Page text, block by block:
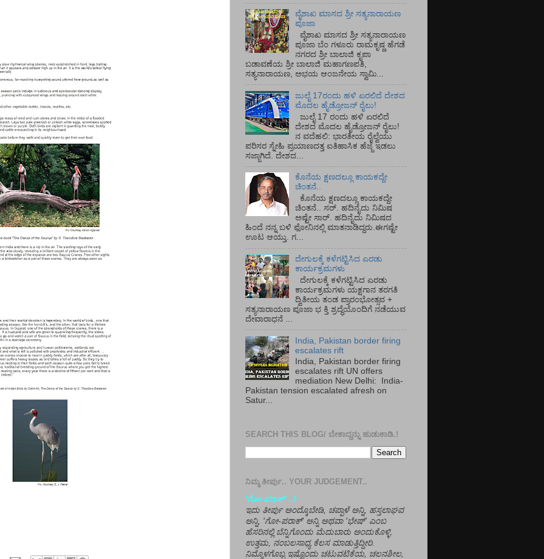
ವೈಶಾಖ ಮಾಸದ ಶ್ರೀ ಸತ್ಯನಾರಾಯಣ
ಪೂಜಾ
ವೈಶಾಖ ಮಾಸದ ಶ್ರೀ ಸತ್ಯನಾರಾಯಣ
ಪೂಜಾ ಬೆಂ ಗಳೂರು ರಾಮಕೃಷ್ಣ ಹೆಗಡೆ
ನಗರದ ಶ್ರೀ ಬಾಲಾಜಿ ಕೃಪಾ
ಬಡಾವಣೆಯ ಶ್ರೀ ಬಾಲಾಜಿ ಮಹಾಗಣಪತಿ,
ಸತ್ಯನಾರಾಯಣ, ಅಭಯ ಆಂಜನೇಯ ಸ್ವಾಮಿ...
ಜುಲೈ 17ರಂದು ಹಳಿ ಏರಲಿದೆ ದೇಶದ
ಮೊದಲ ಹೈಡ್ರೋಜನ್ ರೈಲು!
ಜುಲೈ 17 ರಂದು ಹಳಿ ಏರಲಿದೆ
ದೇಶದ ಮೊದಲ ಹೈಡ್ರೋಜನ್ ರೈಲು!
ನ ವದೆಹಲಿ: ಭಾರತೀಯ ರೈಲ್ವೆಯು
ಪರಿಸರ ಸ್ನೇಹಿ ಪ್ರಯಾಣದತ್ತ ಐತಿಹಾಸಿಕ ಹೆಜ್ಜೆ ಇಡಲು
ಸಜ್ಜಾಗಿದೆ. ದೇಶದ...
ಕೊನೆಯ ಕ್ಷಣದಲ್ಲೂ ಕಾಯಕದ್ದೇ
ಚಿಂತನೆ..
ಕೊನೆಯ ಕ್ಷಣದಲ್ಲೂ ಕಾಯಕದ್ದೇ
ಚಿಂತನೆ.. ಸರ್.‌ ಹದಿನೈದು ನಿಮಿಷ
ಅಷ್ಟೇ ಸಾರ್.‌ ಹದಿನೈದು ನಿಮಿಷದ
ಹಿಂದೆ ನನ್ನ ಬಳಿ ಫೋನಿನಲ್ಲಿ ಮಾತನಾಡಿದ್ದರು.ಈಗಷ್ಟೇ
ಊಟ ಆಯ್ತು. ಗ...
ದೇಗುಲಕ್ಕೆ ಕಳೆಗಟ್ಟಿಸಿದ ಎರಡು
ಕಾರ್ಯಕ್ರಮಗಳು
ದೇಗುಲಕ್ಕೆ ಕಳೆಗಟ್ಟಿಸಿದ ಎರಡು
ಕಾರ್ಯಕ್ರಮಗಳು ಯಕ್ಷಗಾನ ತರಗತಿ
ದ್ವಿತೀಯ ತಂಡ ಪ್ರಾರಂಭೋತ್ಸವ +
ಸತ್ಯನಾರಾಯಣ ಪೂಜಾ ಭ ಕ್ತಿ ಶ್ರದ್ಧೆಯೊಂದಿಗೆ ನಡೆಯುವ
ದೇವಾರಾಧನೆ ...
India, Pakistan border firing
escalates rift
India, Pakistan border firing
escalates rift UN offers
mediation New Delhi: India-
Pakistan tension escalated afresh on
Satur...
SEARCH THIS BLOG/ ಬೇಕಾದ್ದನ್ನು ಹುಡುಕಾಡಿ.!
ನಿಮ್ಮ ತೀರ್ಪು.. YOUR JUDGEMENT..
'ಗೋ-ಪರಾಕ್' ..!
ಇದು ತೀರ್ಪು ಅಂದ್ಕೊಬೇಡಿ, ಚಪ್ಪಾಳೆ ಅನ್ನಿ, ಹಸ್ತಲಾಘವ
ಅನ್ನಿ, 'ಗೋ-ಪರಾಕ್' ಅನ್ನಿ ಅಥವಾ 'ಭೇಷ್' ಎಂಬ
ಹೆಸರಿನಲ್ಲಿ ಬೆನ್ನಿಗೊಂದು ಮೆದುಬಾರು ಅಂದುಕೊಳ್ಳಿ.
ಉತ್ತಮ, ನಂಬಲಸಾಧ್ಯ ಕೆಲಸ ಮಾಡುತ್ತಿದ್ದೀರಿ.
ನಿಮ್ಮೊಳಗೊಬ್ಬ ಇಷ್ಟೊಂದು ಚಟುವಟಿಕೆಯ, ಚಲನಶೀಲ,